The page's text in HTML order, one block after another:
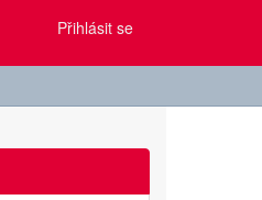
Přihlásit se